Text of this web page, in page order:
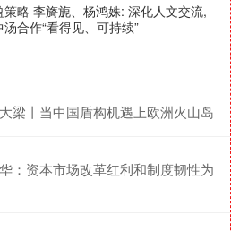
策略 李旖旎、杨鸿姝: 深化人文交流,
汤合作“看得见、可持续”
梁丨当中国盾构机遇上欧洲火山岛​
：资本市场改革红利和制度韧性为